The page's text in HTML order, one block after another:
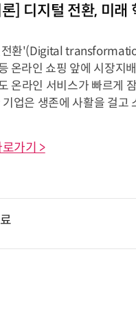
] 디지털 전환, 미
환'(Digital
온라인 쇼핑 앞에 시장지
온라인 서비스가 빠르게
기업은 생존에 사활을 걸고
가기 >